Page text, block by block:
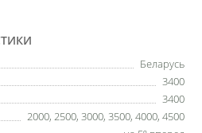
Беларусь
3400
3400
2000, 2500, 3000, 3500, 4000, 4500